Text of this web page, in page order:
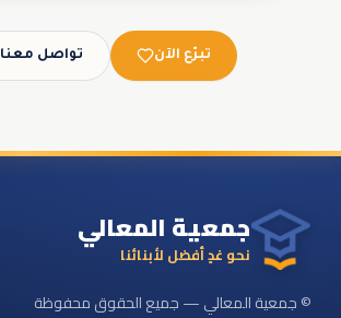
تبرّع الآن تواصل معنا
جمعية المعالي
نحو غدٍ أفضل لأبنائنا
© جمعية المعالي — جميع الحقوق محفوظة